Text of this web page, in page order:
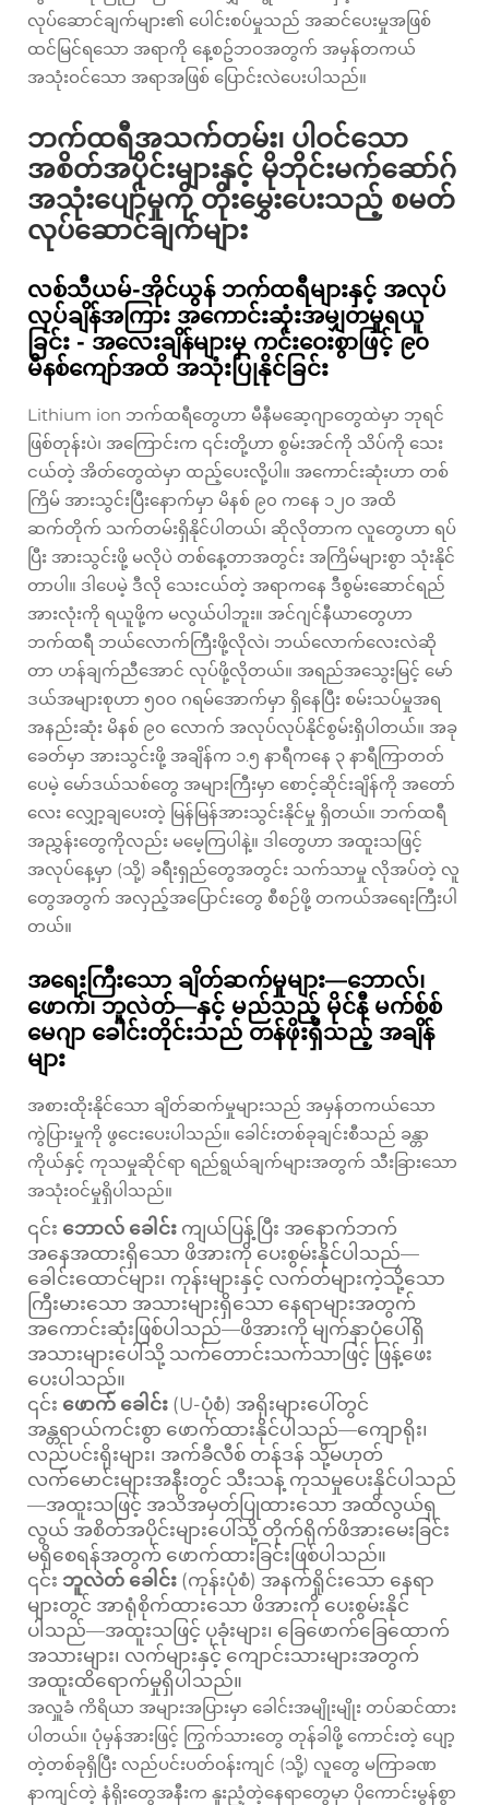
လုပ်ဆောင်ချက်များ၏ ပေါင်းစပ်မှုသည် အဆင်ပေးမှုအဖြစ်
ထင်မြင်ရသော အရာကို နေ့စဥ်ဘဝအတွက် အမှန်တကယ်
အသုံးဝင်သော အရာအဖြစ် ပြောင်းလဲပေးပါသည်။
ဘက်ထရီအသက်တမ်း၊ ပါဝင်သော
အစိတ်အပိုင်းများနှင့် မိုဘိုင်းမက်ဆော်ဂ်
အသုံးပျော်မှုကို တိုးမွှေးပေးသည့် စမတ်
လုပ်ဆောင်ချက်များ
လစ်သီယမ်-အိုင်ယွန် ဘက်ထရီများနှင့် အလုပ်
လုပ်ချိန်အကြား အကောင်းဆုံးအမျှတမှုရယူ
ခြင်း - အလေးချိန်များမှ ကင်းဝေးစွာဖြင့် ၉၀
မိနစ်ကျော်အထိ အသုံးပြုနိုင်ခြင်း
Lithium ion ဘက်ထရီတွေဟာ မီနီမဆေ့ဂျာတွေထဲမှာ ဘုရင်
ဖြစ်တုန်းပဲ၊ အကြောင်းက ၎င်းတို့ဟာ စွမ်းအင်ကို သိပ်ကို သေး
ငယ်တဲ့ အိတ်တွေထဲမှာ ထည့်ပေးလို့ပါ။ အကောင်းဆုံးဟာ တစ်
ကြိမ် အားသွင်းပြီးနောက်မှာ မိနစ် ၉၀ ကနေ ၁၂၀ အထိ
ဆက်တိုက် သက်တမ်းရှိနိုင်ပါတယ်၊ ဆိုလိုတာက လူတွေဟာ ရပ်
ပြီး အားသွင်းဖို့ မလိုပဲ တစ်နေ့တာအတွင်း အကြိမ်များစွာ သုံးနိုင်
တာပါ။ ဒါပေမဲ့ ဒီလို သေးငယ်တဲ့ အရာကနေ ဒီစွမ်းဆောင်ရည်
အားလုံးကို ရယူဖို့က မလွယ်ပါဘူး။ အင်ဂျင်နီယာတွေဟာ
ဘက်ထရီ ဘယ်လောက်ကြီးဖို့လိုလဲ၊ ဘယ်လောက်လေးလဲဆို
တာ ဟန်ချက်ညီအောင် လုပ်ဖို့လိုတယ်။ အရည်အသွေးမြင့် မော်
ဒယ်အများစုဟာ ၅၀၀ ဂရမ်အောက်မှာ ရှိနေပြီး စမ်းသပ်မှုအရ
အနည်းဆုံး မိနစ် ၉၀ လောက် အလုပ်လုပ်နိုင်စွမ်းရှိပါတယ်။ အခု
ခေတ်မှာ အားသွင်းဖို့ အချိန်က ၁.၅ နာရီကနေ ၃ နာရီကြာတတ်
ပေမဲ့ မော်ဒယ်သစ်တွေ အများကြီးမှာ စောင့်ဆိုင်းချိန်ကို အတော်
လေး လျှော့ချပေးတဲ့ မြန်မြန်အားသွင်းနိုင်မှု ရှိတယ်။ ဘက်ထရီ
အညွှန်းတွေကိုလည်း မမေ့ကြပါနဲ့။ ဒါတွေဟာ အထူးသဖြင့်
အလုပ်နေ့မှာ (သို့) ခရီးရှည်တွေအတွင်း သက်သာမှု လိုအပ်တဲ့ လူ
တွေအတွက် အလှည့်အပြောင်းတွေ စီစဉ်ဖို့ တကယ်အရေးကြီးပါ
တယ်။
အရေးကြီးသော ချိတ်ဆက်မှုများ—ဘောလ်၊
ဖောက်၊ ဘူလဲတ်—နှင့် မည်သည့် မိုင်နီ မက်စ်စ်
မေဂျာ ခေါင်းတိုင်းသည် တန်ဖိုးရှိသည့် အချိန်
များ
အစားထိုးနိုင်သော ချိတ်ဆက်မှုများသည် အမှန်တကယ်သော
ကွဲပြားမှုကို ဖွငေးပေးပါသည်။ ခေါင်းတစ်ခုချင်းစီသည် ခန္တာ
ကိုယ်နှင့် ကုသမှုဆိုင်ရာ ရည်ရွယ်ချက်များအတွက် သီးခြားသော
အသုံးဝင်မှုရှိပါသည်။
၎င်း ဘောလ် ခေါင်း ကျယ်ပြန့်ပြီး အနောက်ဘက်
အနေအထားရှိသော ဖိအားကို ပေးစွမ်းနိုင်ပါသည်—
ခေါင်းထောင်များ၊ ကုန်းများနှင့် လက်တ်များကဲ့သို့သော
ကြီးမားသော အသားများရှိသော နေရာများအတွက်
အကောင်းဆုံးဖြစ်ပါသည်—ဖိအားကို မျက်နှာပုံပေါ်ရှိ
အသားများပေါ်သို့ သက်တောင်းသက်သာဖြင့် ဖြန့်ဖေး
ပေးပါသည်။
၎င်း ဖောက် ခေါင်း (U-ပုံစံ) အရိုးများပေါ်တွင်
အန္တရာယ်ကင်းစွာ ဖောက်ထားနိုင်ပါသည်—ကျောရိုး၊
လည်ပင်းရိုးများ၊ အက်ခီလီစ် တန်ဒန် သို့မဟုတ်
လက်မောင်းများအနီးတွင် သီးသန့် ကုသမှုပေးနိုင်ပါသည်
—အထူးသဖြင့် အသိအမှတ်ပြုထားသော အထိလွယ်ရှ
လွယ် အစိတ်အပိုင်းများပေါ်သို့ တိုက်ရိုက်ဖိအားမေးခြင်း
မရှိစေရန်အတွက် ဖောက်ထားခြင်းဖြစ်ပါသည်။
၎င်း ဘူလဲတ် ခေါင်း (ကုန်းပုံစံ) အနက်ရှိုင်းသော နေရာ
များတွင် အာရုံစိုက်ထားသော ဖိအားကို ပေးစွမ်းနိုင်
ပါသည်—အထူးသဖြင့် ပုခုံးများ၊ ခြေဖောက်ခြေထောက်
အသားများ၊ လက်များနှင့် ကျောင်းသားများအတွက်
အထူးထိရောက်မှုရှိပါသည်။
အလှူခံ ကိရိယာ အများအပြားမှာ ခေါင်းအမျိုးမျိုး တပ်ဆင်ထား
ပါတယ်။ ပုံမှန်အားဖြင့် ကြွက်သားတွေ တုန်ခါဖို့ ကောင်းတဲ့ ပျော့
တဲ့တစ်ခုရှိပြီး လည်ပင်းပတ်ဝန်းကျင် (သို့) လူတွေ မကြာခဏ
နာကျင်တဲ့ နံရိုးတွေအနီးက နူးညံ့တဲ့နေရာတွေမှာ ပိုကောင်းမွန်စွာ